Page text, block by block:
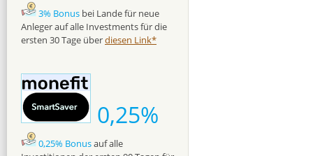
3% Bonus bei Lande für neue
Anleger auf alle Investments für die
ersten 30 Tage überdiesen Link*
0,25%
0,25% Bonusauf alle